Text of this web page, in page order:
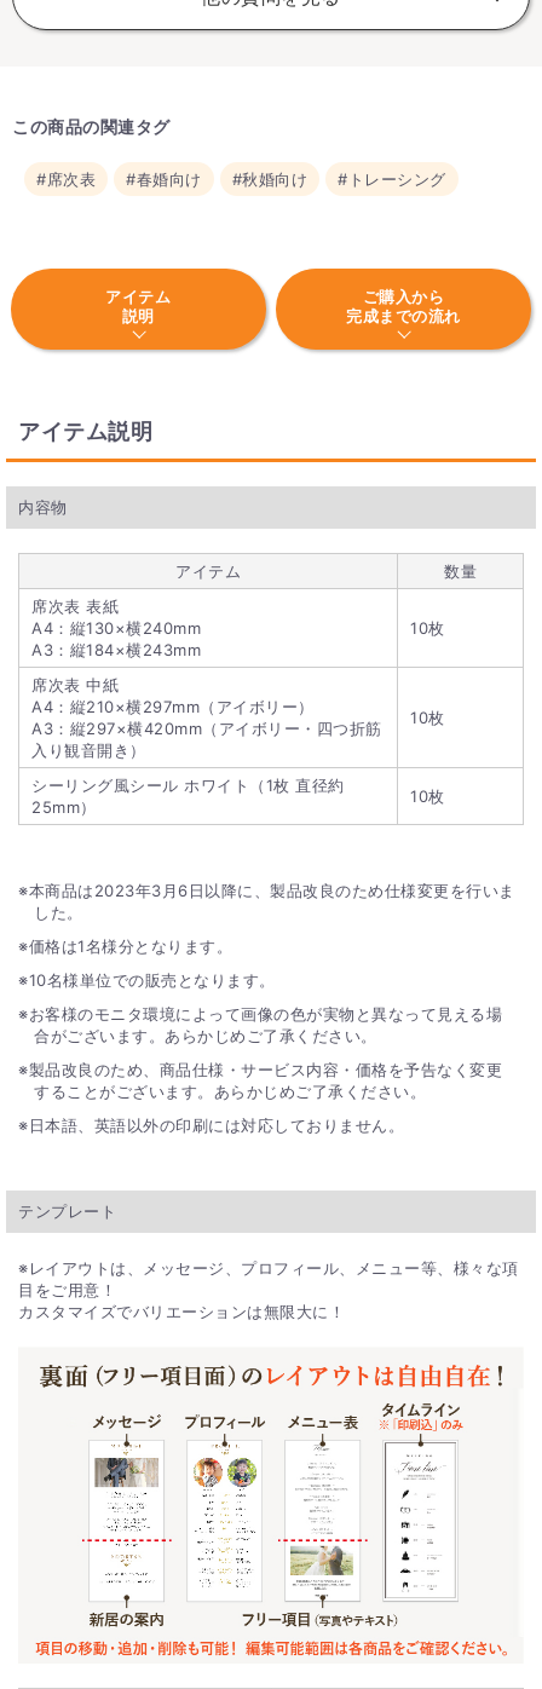
この商品の関連タグ
#席次表 #春婚向け #秋婚向け #トレーシング
アイテム
説明
ご購入から
完成までの流れ
アイテム説明
内容物
アイテム
数量
席次表 表紙
A4：縦130×横240mm
A3：縦184×横243mm
10枚
席次表 中紙
A4：縦210×横297mm（アイボリー）
A3：縦297×横420mm（アイボリー・四つ折筋
入り観音開き）
10枚
シーリング風シール ホワイト（1枚 直径約
25mm）
10枚
本商品は2023年3月6日以降に、製品改良のため仕様変更を行いま
した。
価格は1名様分となります。
10名様単位での販売となります。
お客様のモニタ環境によって画像の色が実物と異なって見える場
合がございます。あらかじめご了承ください。
製品改良のため、商品仕様・サービス内容・価格を予告なく変更
することがございます。あらかじめご了承ください。
日本語、英語以外の印刷には対応しておりません。
テンプレート
※レイアウトは、メッセージ、プロフィール、メニュー等、様々な項
目をご用意！
カスタマイズでバリエーションは無限大に！